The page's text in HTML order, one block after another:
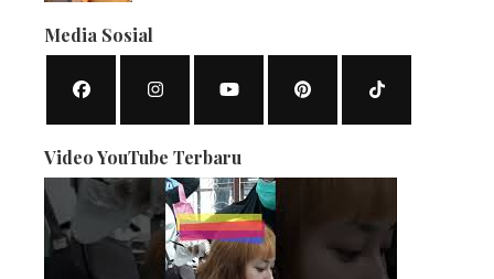
Media Sosial
Video YouTube Terbaru